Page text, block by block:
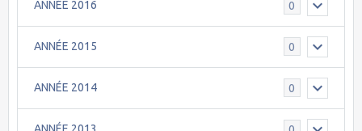
ANNÉE 2016 0
ANNÉE 2015 0
ANNÉE 2014 0